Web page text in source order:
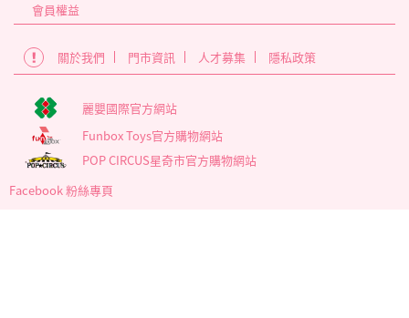
會員權益
關於我們 門市資訊 人才募集 隱私政策
麗嬰國際官方網站
Funbox Toys官方購物網站
POP CIRCUS星奇市官方購物網站
Facebook 粉絲專頁